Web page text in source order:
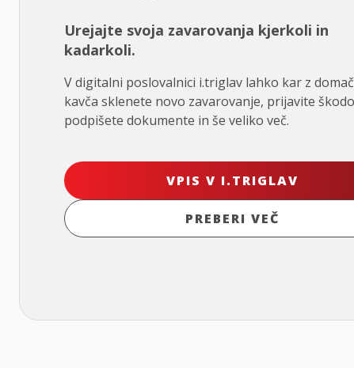
Urejajte svoja zavarovanja kjerkoli in
kadarkoli.
V digitalni poslovalnici i.triglav lahko kar z
kavča sklenete novo zavarovanje, prijavite
podpišete dokumente in še veliko več.
VPIS V I.TRIGLAV
PREBERI VEČ